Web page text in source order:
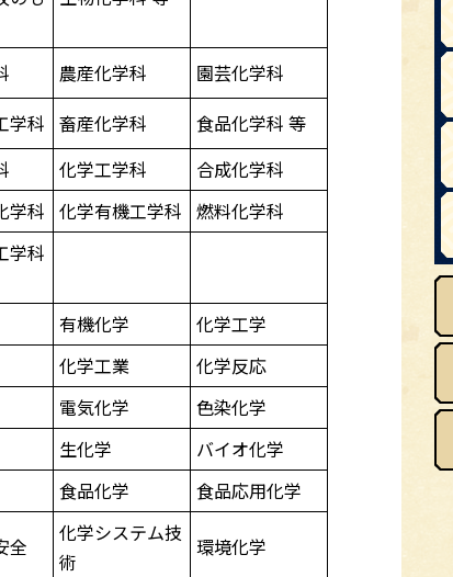
農産化学科
園芸化学科
学科 畜産化学科 食品化学科 等
化学工学科
合成化学科
学科 化学有機工学科 燃料化学科
学科
有機化学
化学工学
化学工業
化学反応
電気化学
色染化学
生化学
バイオ化学
食品化学 食品応用化学
全
化学システム技
術
環境化学